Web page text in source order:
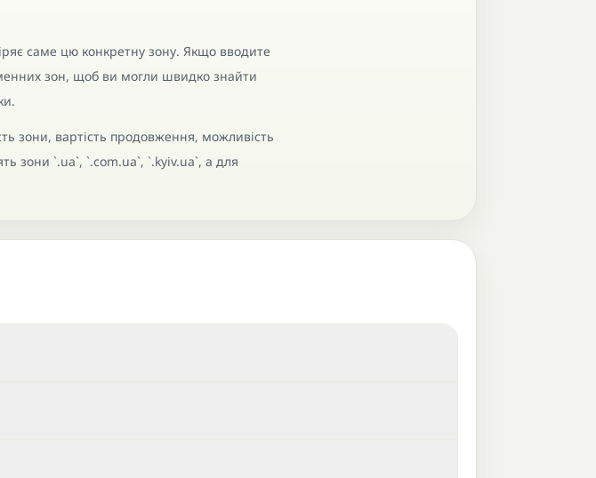
саме цю конкретну зону. Якщо вводите
зон, щоб ви могли швидко знайти
зони, вартість продовження, можливість
зони `.ua`, `.com.ua`, `.kyiv.ua`, а для